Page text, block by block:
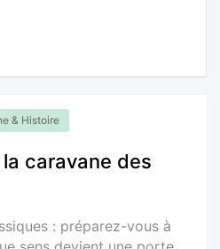
& Histoire
caravane des
: préparez-vous à